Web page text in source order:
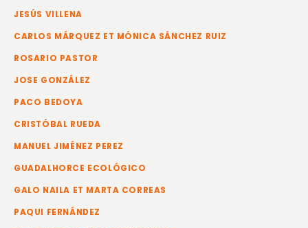
JESÚS VILLENA
CARLOS MÁRQUEZ ET MÓNICA SÁNCHEZ RUIZ
ROSARIO PASTOR
JOSE GONZÁLEZ
PACO BEDOYA
CRISTÓBAL RUEDA
MANUEL JIMÉNEZ PEREZ
GUADALHORCE ECOLÓGICO
GALO NAILA ET MARTA CORREAS
PAQUI FERNÁNDEZ